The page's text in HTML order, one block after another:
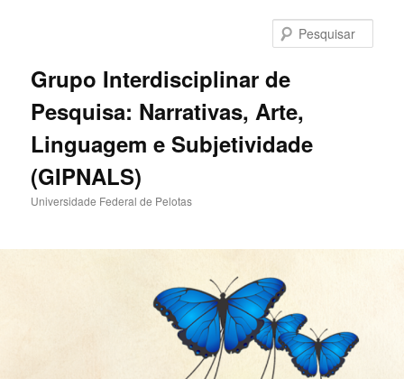
principalGrupo Interdisciplinar de
Pesquisa: Narrativas, Arte,
Linguagem e Subjetividade
(GIPNALS)
Universidade Federal de Pelotas